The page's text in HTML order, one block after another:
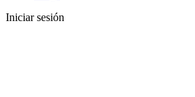
Iniciar sesión